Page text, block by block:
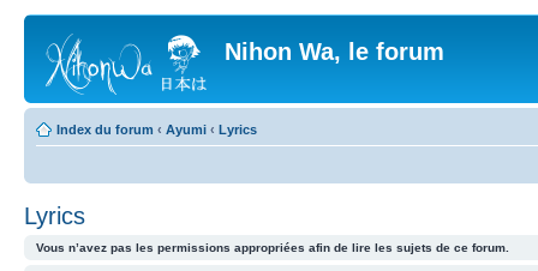
Nihon Wa, le forum
Index du forum ‹ Ayumi ‹ Lyrics
Lyrics
Vous n’avez pas les permissions appropriées afin de lire les sujets de ce forum.